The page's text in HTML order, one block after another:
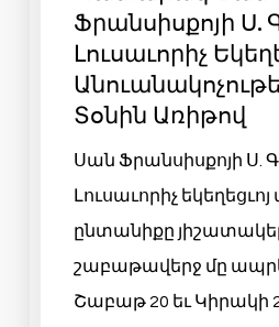
Ֆրանսիսքոյի Ս.
Լուսաւորիչ
Տօնին Առիթով
Սան Ֆրանսիսքոյի Ս.
Լուսաւորիչ եկեղեցւոյ
ընտանիքը
շաբաթավերջ մը
Շաբաթ 20 եւ Կիրակի